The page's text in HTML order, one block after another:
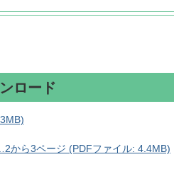
ロード
から3ページ (PDFファイル: 4.4MB)